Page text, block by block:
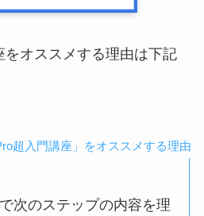
をオススメする理由は下記
超入門講座」をオススメする理由
次のステップの内容を理